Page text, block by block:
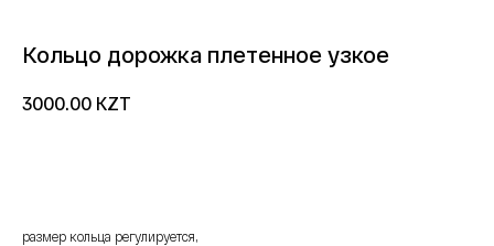
Кольцо дорожка плетенное узкое
3000.00 KZT
размер кольца регулируется,